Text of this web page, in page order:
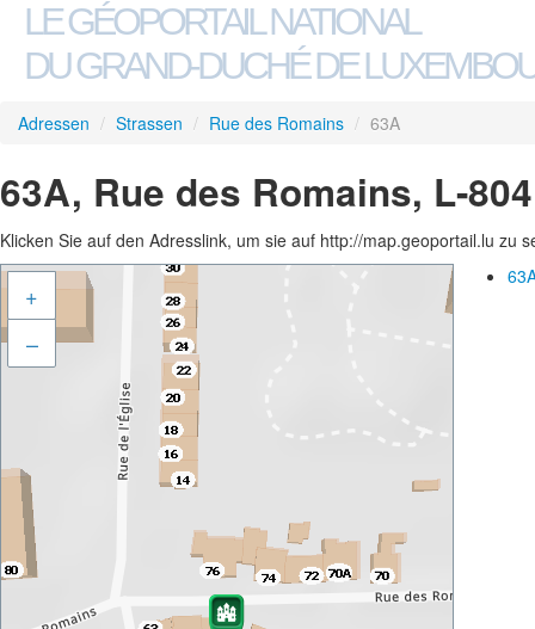
LE GÉOPORTAIL NATIONAL
DU GRAND-DUCHÉ DE
Adressen / Strassen / Rue des Romains / 63A
63A, Rue des Romains, L-
Klicken Sie auf den Adresslink, um sie auf http://map.geoportail.lu zu
+
–